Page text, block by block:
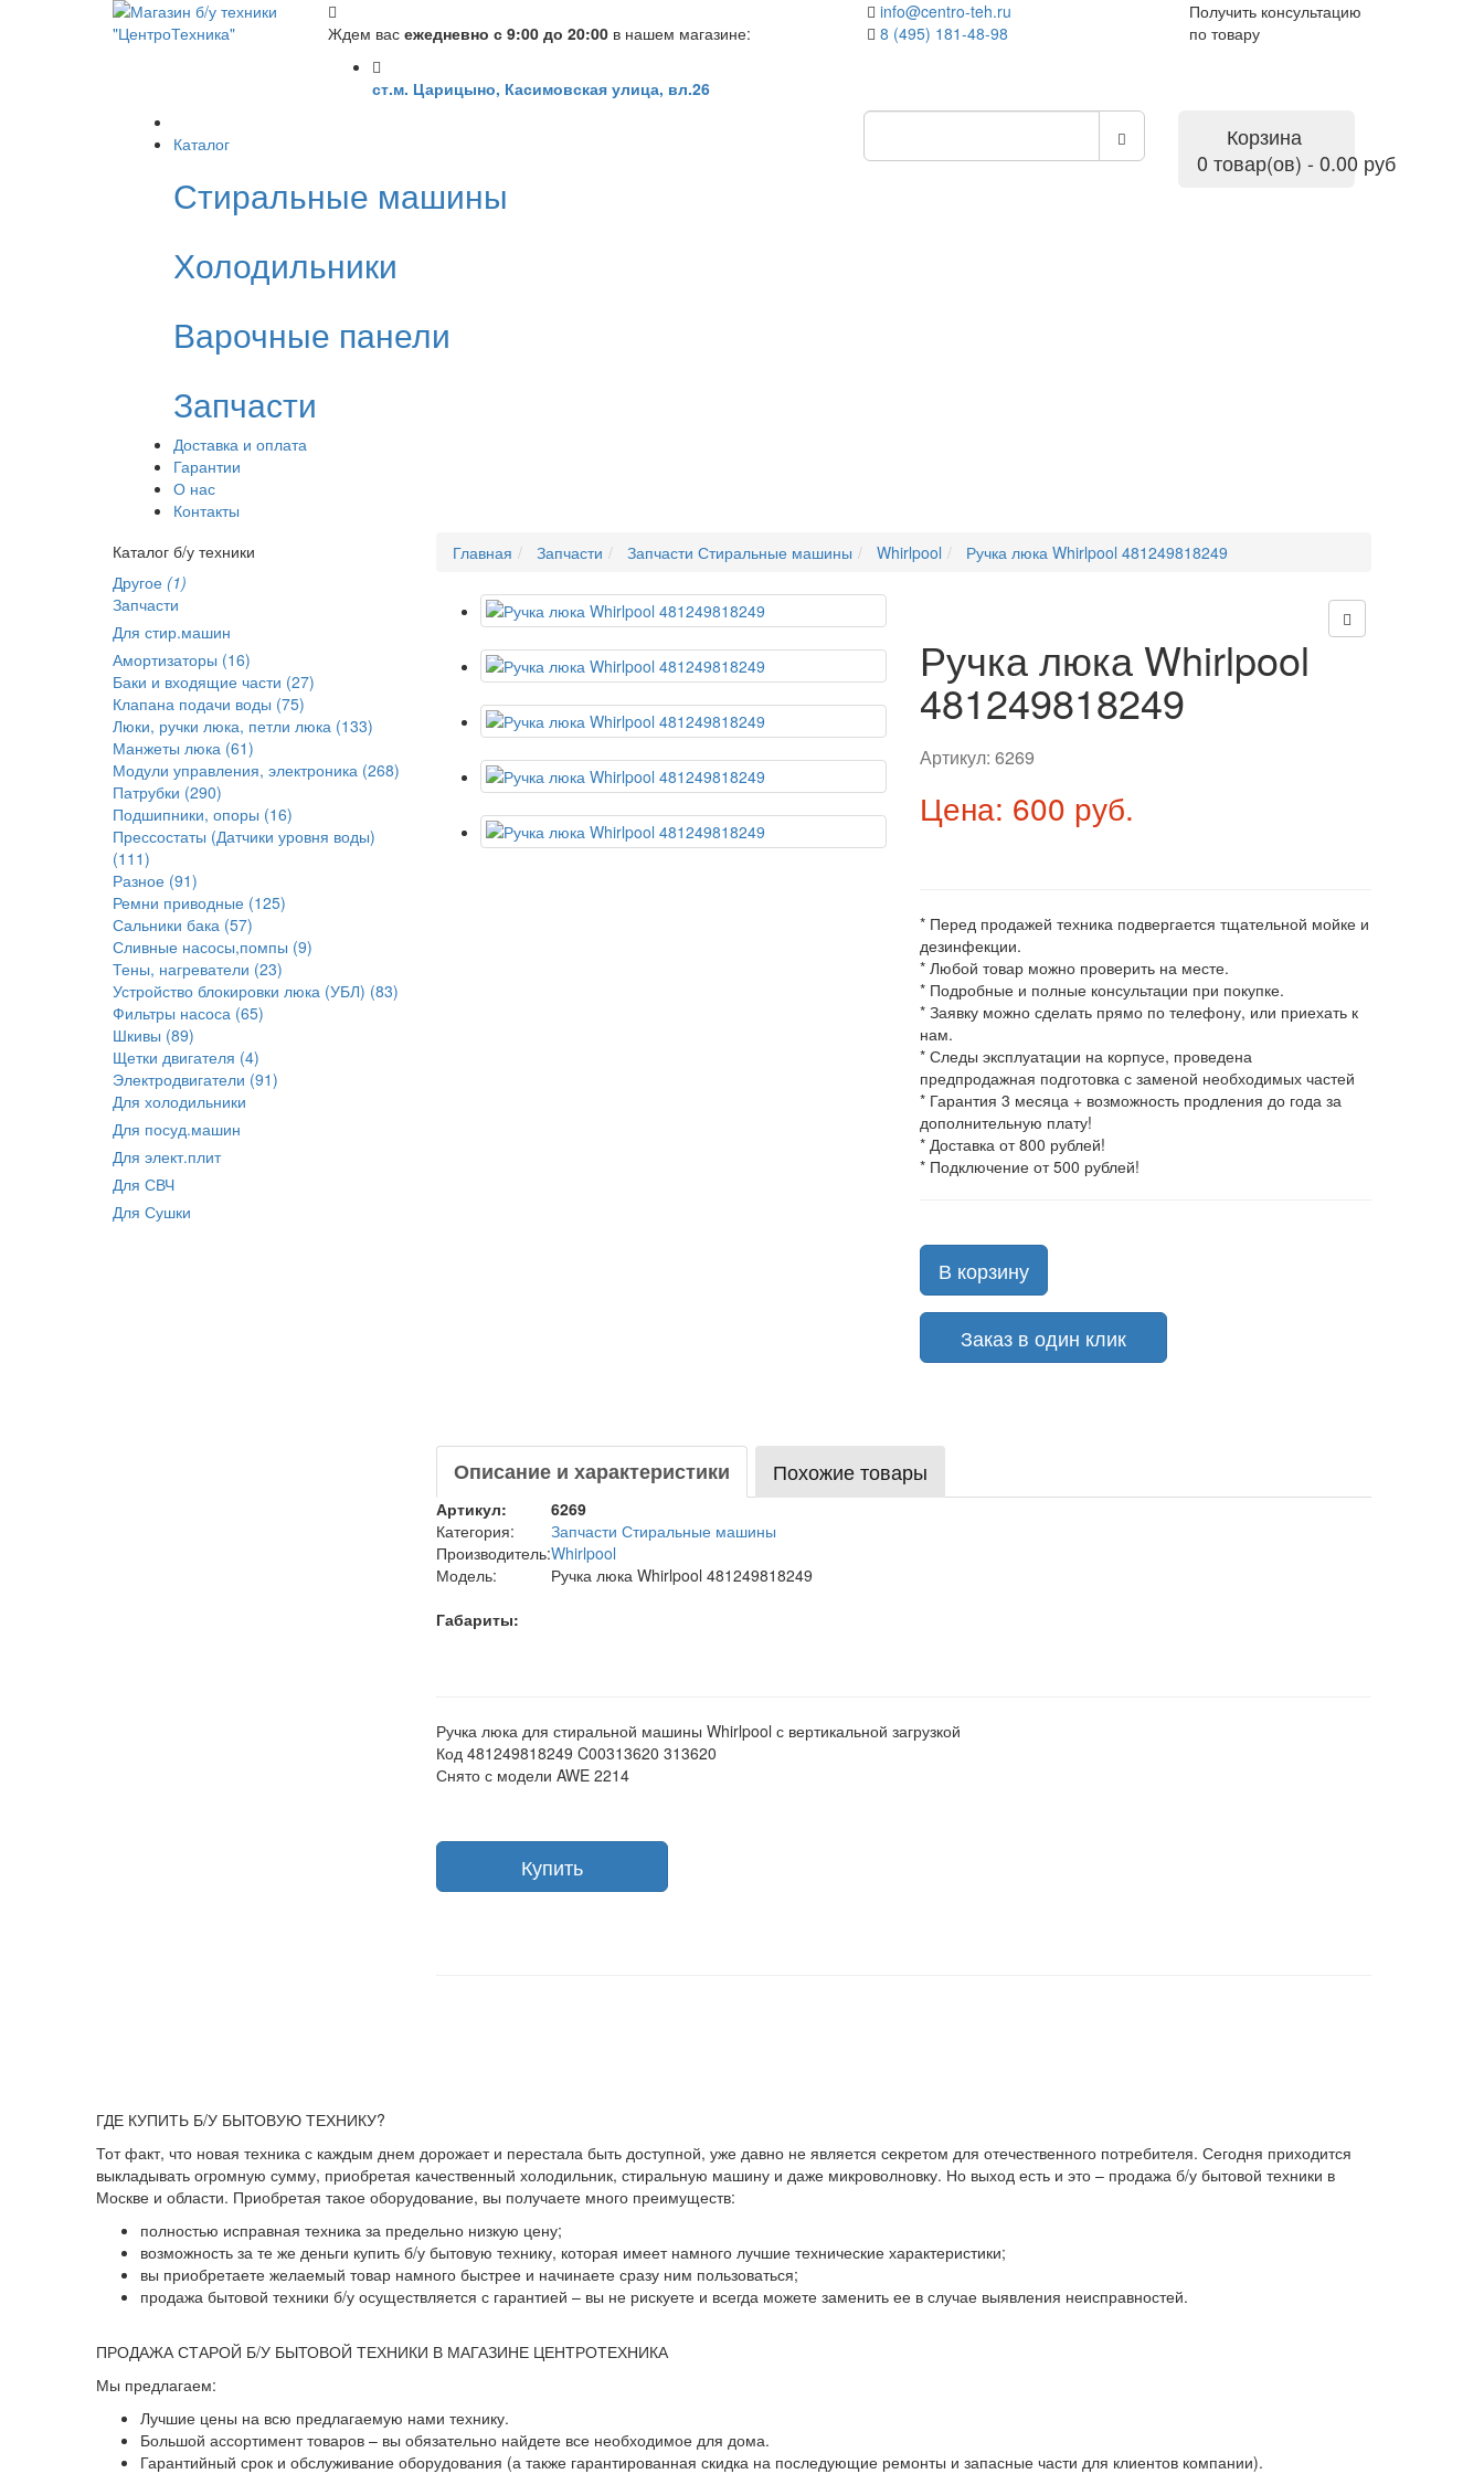
Ждем вас ежедневно с 9:00 до 20:00 в нашем магазине:
ст.м. Царицыно, Касимовская улица, вл.26
info@centro-teh.ru
8 (495) 181-48-98
Получить консультацию
по товару
Каталог
Стиральные машины
Холодильники
Варочные панели
Запчасти
Доставка и оплата
Гарантии
О нас
Контакты
Корзина
0 товар(ов) - 0.00 руб
Каталог б/у техники
Другое (1)
Запчасти
Для стир.машин
Амортизаторы (16)
Баки и входящие части (27)
Клапана подачи воды (75)
Люки, ручки люка, петли люка (133)
Манжеты люка (61)
Модули управления, электроника (268)
Патрубки (290)
Подшипники, опоры (16)
Прессостаты (Датчики уровня воды)
(111)
Разное (91)
Ремни приводные (125)
Сальники бака (57)
Сливные насосы,помпы (9)
Тены, нагреватели (23)
Устройство блокировки люка (УБЛ) (83)
Фильтры насоса (65)
Шкивы (89)
Щетки двигателя (4)
Электродвигатели (91)
Для холодильники
Для посуд.машин
Для элект.плит
Для СВЧ
Для Сушки
Главная Запчасти Запчасти Стиральные машины Whirlpool Ручка люка Whirlpool 481249818249
Ручка люка Whirlpool
481249818249
Артикул:6269
Цена: 600 руб.
* Перед продажей техника подвергается тщательной мойке и
дезинфекции.
* Любой товар можно проверить на месте.
* Подробные и полные консультации при покупке.
* Заявку можно сделать прямо по телефону, или приехать к
нам.
* Следы эксплуатации на корпусе, проведена
предпродажная подготовка с заменой необходимых частей
* Гарантия 3 месяца + возможность продления до года за
дополнительную плату!
* Доставка от 800 рублей!
* Подключение от 500 рублей!
В корзину
Заказ в один клик
Описание и характеристики Похожие товары
Артикул:
6269
Категория:
Запчасти Стиральные машины
Производитель:Whirlpool
Модель:
Ручка люка Whirlpool 481249818249
Габариты:
Ручка люка для стиральной машины Whirlpool с вертикальной загрузкой
Код 481249818249 C00313620 313620
Снято с модели AWE 2214
ГДЕ КУПИТЬ Б/У БЫТОВУЮ ТЕХНИКУ?
Тот факт, что новая техника с каждым днем дорожает и перестала быть доступной, уже давно не является секретом для отечественного потребителя. Сегодня приходится
выкладывать огромную сумму, приобретая качественный холодильник, стиральную машину и даже микроволновку. Но выход есть и это – продажа б/у бытовой техники в
Москве и области. Приобретая такое оборудование, вы получаете много преимуществ:
полностью исправная техника за предельно низкую цену;
возможность за те же деньги купить б/у бытовую технику, которая имеет намного лучшие технические характеристики;
вы приобретаете желаемый товар намного быстрее и начинаете сразу ним пользоваться;
продажа бытовой техники б/у осуществляется с гарантией – вы не рискуете и всегда можете заменить ее в случае выявления неисправностей.
ПРОДАЖА СТАРОЙ Б/У БЫТОВОЙ ТЕХНИКИ В МАГАЗИНЕ ЦЕНТРОТЕХНИКА
Мы предлагаем:
Лучшие цены на всю предлагаемую нами технику.
Большой ассортимент товаров – вы обязательно найдете все необходимое для дома.
Гарантийный срок и обслуживание оборудования (а также гарантированная скидка на последующие ремонты и запасные части для клиентов компании).